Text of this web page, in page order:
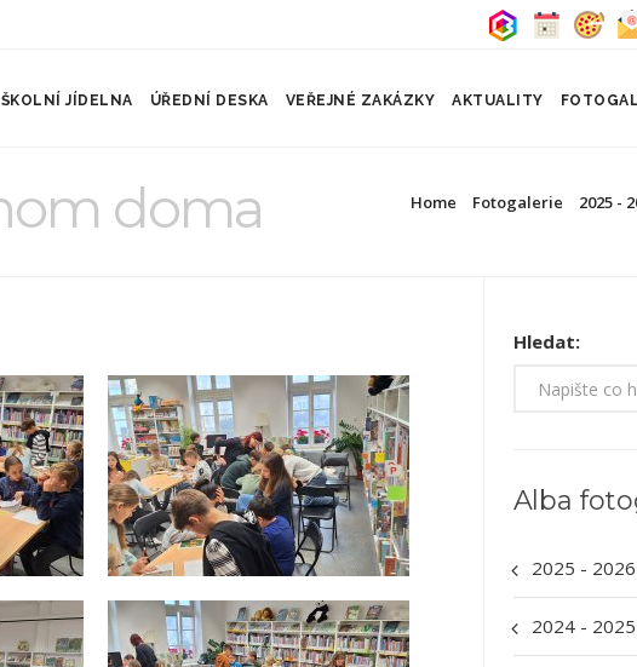
ŠKOLNÍ JÍDELNA ÚŘEDNÍ DESKA VEŘEJNÉ ZAKÁZKY AKTUALITY
doma Home Fotogalerie 2025 -
Hledat:
Alba
2025 - 2026
2024 - 2025